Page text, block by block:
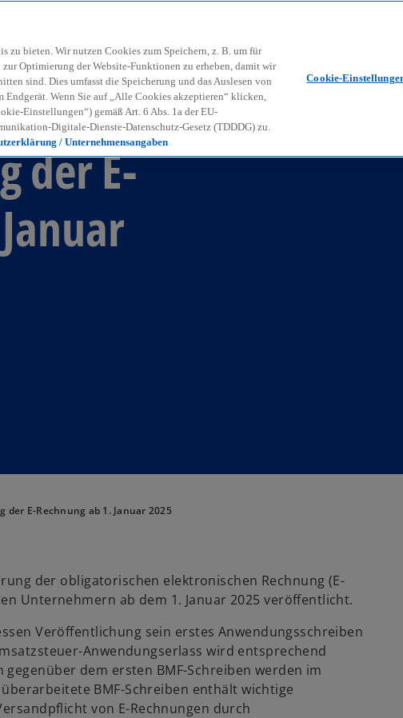
der E-
der E-Rechnung ab 1. Januar 2025
der obligatorischen elektronischen Rechnung (E-
Unternehmern ab dem 1. Januar 2025 veröffentlicht.
Veröffentlichung sein erstes Anwendungsschreiben
Anwendungserlass wird entsprechend
dem ersten BMF-Schreiben werden im
BMF-Schreiben enthält wichtige
von E-Rechnungen durch
zu bieten. Wir nutzen Cookies zum Speichern, z. B. um für
Optimierung der Website-Funktionen zu erheben, damit wir
sind. Dies umfasst die Speicherung und das Auslesen von
Endgerät. Wenn Sie auf „Alle Cookies akzeptieren“ klicken,
Einstellungen“) gemäß Art. 6 Abs. 1a der EU-
Digitale-Dienste-Datenschutz-Gesetz (TDDDG) zu.
/ Unternehmensangaben
Cookie-